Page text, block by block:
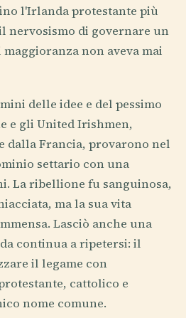
l'Irlanda protestante più
nervosismo di governare un
non aveva mai
delle idee e del pessimo
e gli United Irishmen,
dalla Francia, provarono nel
settario con una
La ribellione fu sanguinosa,
ma la sua vita
Lasciò anche una
continua a ripetersi: il
il legame con
cattolico e
nome comune.